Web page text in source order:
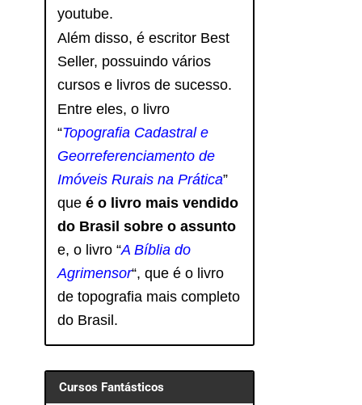
youtube.
Além disso, é escritor Best
Seller, possuindo vários
cursos e livros de sucesso.
Entre eles, o livro
“Topografia Cadastral e
Georreferenciamento de
Imóveis Rurais na Prática”
queé o livro mais vendido
do Brasil sobre o assunto
e, o livro “A Bíblia do
Agrimensor“, que é o livro
de topografia mais completo
do Brasil.
Cursos Fantásticos